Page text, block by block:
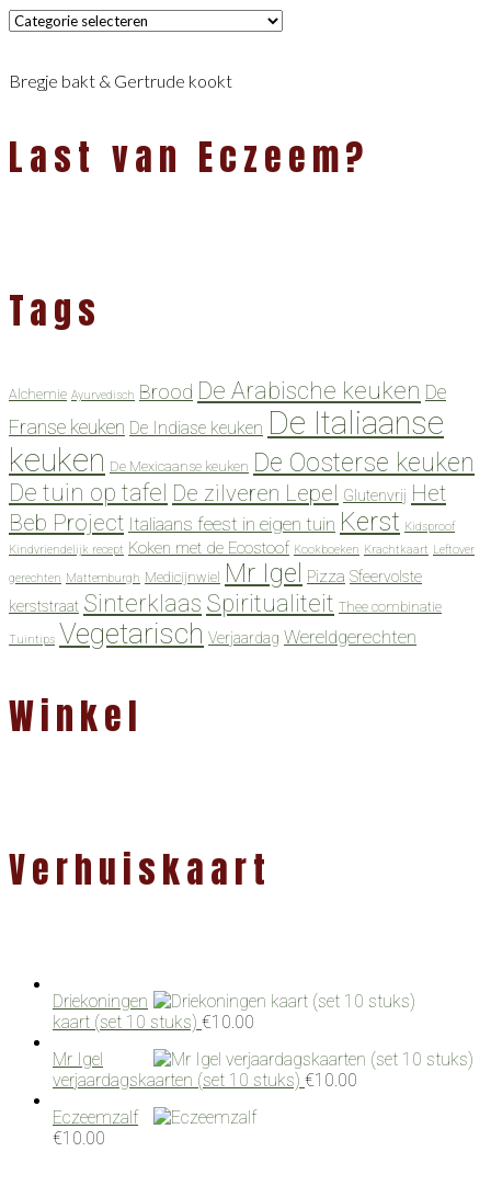
Categorieën
Bregje bakt & Gertrude kookt
Last van Eczeem?
Tags
Alchemie Ayurvedisch Brood De Arabische keuken De
Franse keuken De Indiase keuken De Italiaanse
keuken De Mexicaanse keuken De Oosterse keuken
De tuin op tafel De zilveren Lepel Glutenvrij Het
Beb Project Italiaans feest in eigen tuin Kerst Kidsproof
Kindvriendelijk recept Koken met de Ecostoof Kookboeken Krachtkaart Leftover
gerechten Mattemburgh Medicijnwiel Mr Igel Pizza Sfeervolste
kerststraat Sinterklaas Spiritualiteit Thee combinatie
Tuintips Vegetarisch Verjaardag Wereldgerechten
Winkel
Verhuiskaart
Driekoningen
kaart (set 10 stuks) €10.00
Mr Igel
verjaardagskaarten (set 10 stuks) €10.00
Eczeemzalf
€10.00